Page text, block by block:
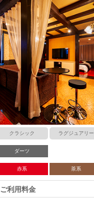
クラシック ラグジュアリー
ダーツ
赤系 茶系
ご利用料金